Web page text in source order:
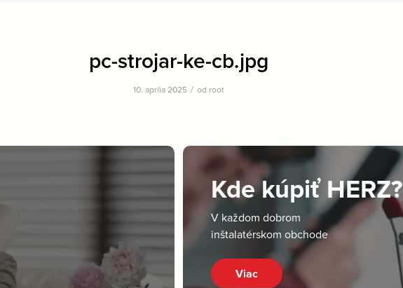
pc-strojar-ke-cb.jpg
10. apríla 2025 / od root
Kde kúpiť HERZ?
V každom dobrom
inštalatérskom obchode
Viac